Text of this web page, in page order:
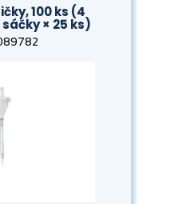
100 ks (4
× 25 ks)